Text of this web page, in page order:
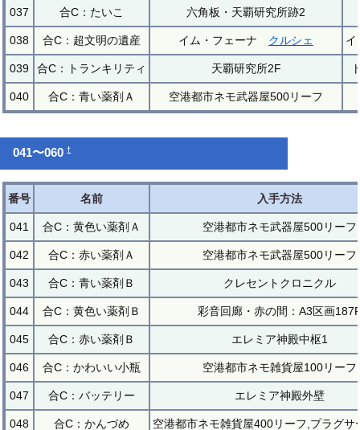
037 合C：たいこ 六角板・天覇研究所跡2
038 合C：超文明の遺産 イム・フェーナ クルシェ イ
039 合C：トランキリティ 天覇研究所2F
040 合C：青い薬剤Ａ 空港都市ネモ武器屋500リーフ
041〜060†
番号 名前 入手方法
041 合C：黄色い薬剤Ａ 空港都市ネモ武器屋500リーフ
042 合C：赤い薬剤Ａ 空港都市ネモ武器屋500リーフ
043 合C：青い薬剤Ｂ クレセントクロニクル
044 合C：黄色い薬剤Ｂ 彩音回廊・赤の間：A3区画
045 合C：赤い薬剤Ｂ エレミア神殿中枢1
046 合C：かわいい小瓶 空港都市ネモ雑貨屋100リーフ
047 合C：バッテリー エレミア神殿外壁
048 合C：かんづめ 空港都市ネモ雑貨屋400リーフ,プラグサ